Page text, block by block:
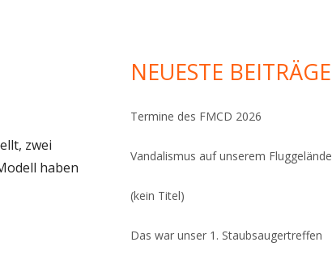
zwei
haben
Seitenleiste
NEUESTE BEITRÄGE
Termine des FMCD 2026
Vandalismus auf unserem Fluggelände
(kein Titel)
Das war unser 1. Staubsaugertreffen